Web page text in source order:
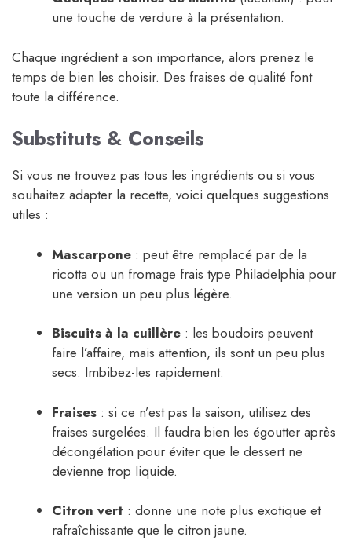
une touche de verdure à la présentation.
Chaque ingrédient a son importance, alors prenez le
temps de bien les choisir. Des fraises de qualité font
toute la différence.
Substituts & Conseils
Si vous ne trouvez pas tous les ingrédients ou si vous
souhaitez adapter la recette, voici quelques suggestions
utiles :
Mascarpone : peut être remplacé par de la
ricotta ou un fromage frais type Philadelphia pour
une version un peu plus légère.
Biscuits à la cuillère : les boudoirs peuvent
faire l’affaire, mais attention, ils sont un peu plus
secs. Imbibez-les rapidement.
Fraises : si ce n’est pas la saison, utilisez des
fraises surgelées. Il faudra bien les égoutter après
décongélation pour éviter que le dessert ne
devienne trop liquide.
Citron vert : donne une note plus exotique et
rafraîchissante que le citron jaune.